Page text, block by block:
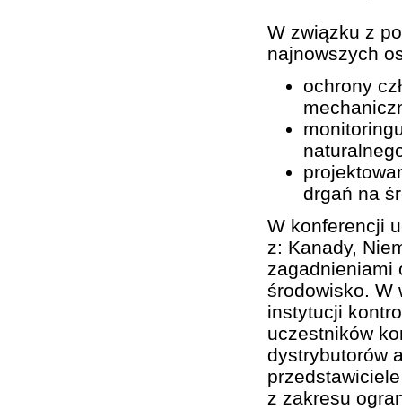
W związku z
najnowszych
ochrony
drgań na
W konferencji
z: Kanady,
zagadnieniami
środowisko. W
instytucji
uczestników
dystrybutorów
z zakresu